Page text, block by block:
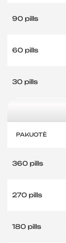
90 pills
60 pills
30 pills
PAKUOTĖ
360 pills
270 pills
180 pills